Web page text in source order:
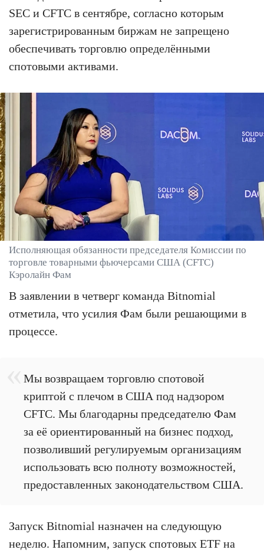
SEC и CFTC в сентябре, согласно которым
зарегистрированным биржам не запрещено
обеспечивать торговлю определёнными
спотовыми активами.
Исполняющая обязанности председателя Комиссии по
торговле товарными фьючерсами США (CFTC)
Кэролайн Фам
В заявлении в четверг команда Bitnomial
отметила, что усилия Фам были решающими в
процессе.
Мы возвращаем торговлю спотовой
криптой с плечом в США под надзором
CFTC. Мы благодарны председателю Фам
за её ориентированный на бизнес подход,
позволивший регулируемым организациям
использовать всю полноту возможностей,
предоставленных законодательством США.
Запуск Bitnomial назначен на следующую
неделю. Напомним, запуск спотовых ETF на